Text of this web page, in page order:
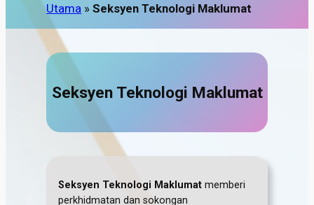
Utama »Seksyen Teknologi Maklumat
Seksyen Teknologi Maklumat
Seksyen Teknologi Maklumat memberi
perkhidmatan dan sokongan